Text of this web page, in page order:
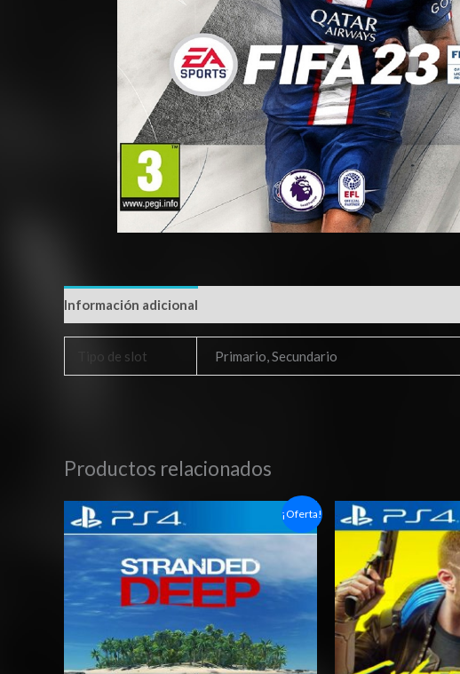
Información adicional
Tipo de slot Primario, Secundario
Productos relacionados
¡Oferta!
Rango
de
precios:
desde
$6.03
hasta
$10.03
Rango
de
precios:
desde
$5.00
hasta
$8.00